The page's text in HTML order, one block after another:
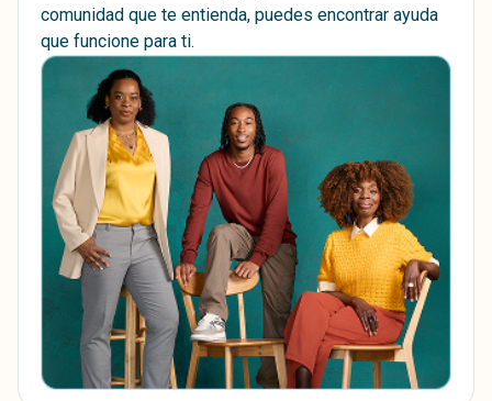
comunidad que te entienda, puedes encontrar ayuda
que funcione para ti.